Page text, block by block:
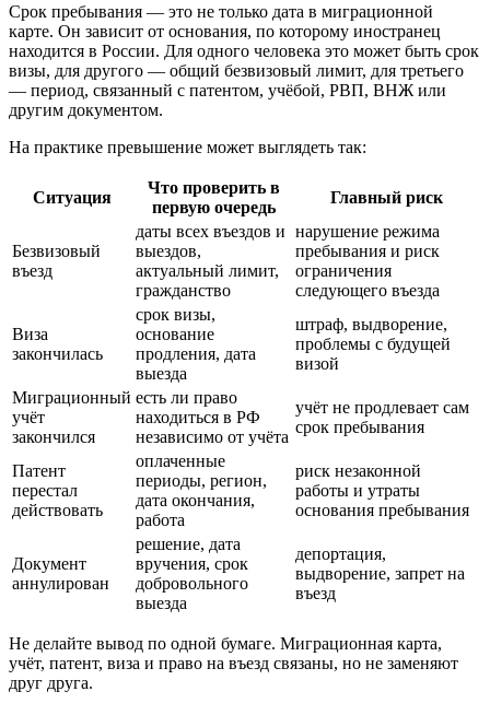
Срок пребывания — это не только дата в миграционной
карте. Он зависит от основания, по которому иностранец
находится в России. Для одного человека это может быть срок
визы, для другого — общий безвизовый лимит, для третьего
— период, связанный с патентом, учёбой, РВП, ВНЖ или
другим документом.
На практике превышение может выглядеть так:
Ситуация
Что проверить в
первую очередь
Главный риск
Безвизовый
въезд
даты всех въездов и
выездов,
актуальный лимит,
гражданство
нарушение режима
пребывания и риск
ограничения
следующего въезда
Виза
закончилась
срок визы,
основание
продления, дата
выезда
штраф, выдворение,
проблемы с будущей
визой
Миграционный
учёт
закончился
есть ли право
находиться в РФ
независимо от учёта
учёт не продлевает сам
срок пребывания
Патент
перестал
действовать
оплаченные
периоды, регион,
дата окончания,
работа
риск незаконной
работы и утраты
основания пребывания
Документ
аннулирован
решение, дата
вручения, срок
добровольного
выезда
депортация,
выдворение, запрет на
въезд
Не делайте вывод по одной бумаге. Миграционная карта,
учёт, патент, виза и право на въезд связаны, но не заменяют
друг друга.